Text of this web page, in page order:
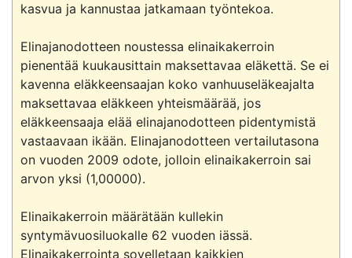
kasvua ja kannustaa jatkamaan työntekoa.
Elinajanodotteen noustessa elinaikakerroin
pienentää kuukausittain maksettavaa eläkettä. Se ei
kavenna eläkkeensaajan koko vanhuuseläkeajalta
maksettavaa eläkkeen yhteismäärää, jos
eläkkeensaaja elää elinajanodotteen pidentymistä
vastaavaan ikään. Elinajanodotteen vertailutasona
on vuoden 2009 odote, jolloin elinaikakerroin sai
arvon yksi (1,00000).
Elinaikakerroin määrätään kullekin
syntymävuosiluokalle 62 vuoden iässä.
Elinaikakerrointa sovelletaan kaikkien